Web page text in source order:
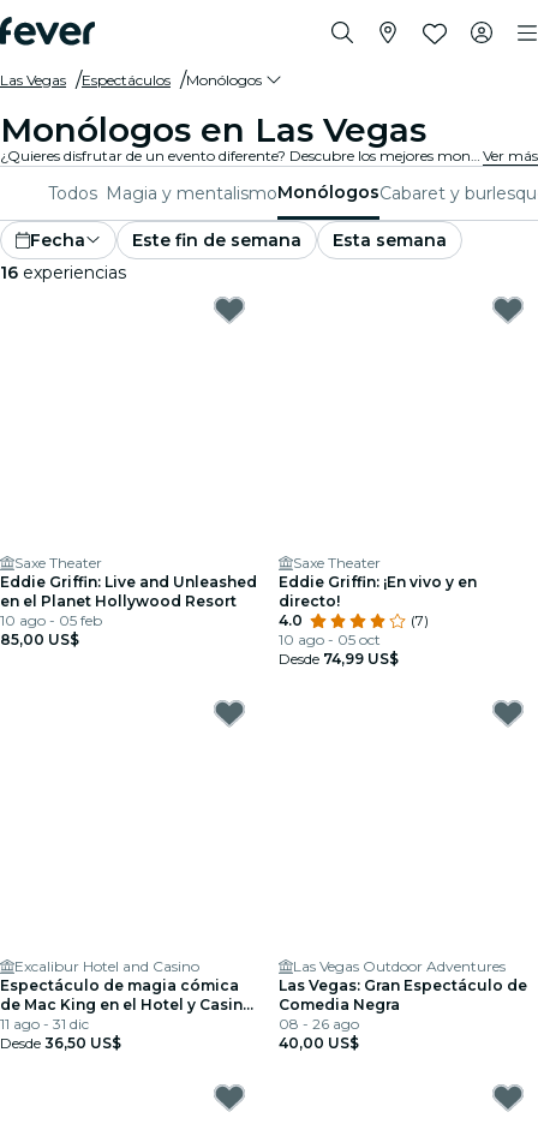
Las Vegas Espectáculos Monólogos
Monólogos en Las Vegas
¿Quieres disfrutar de un evento diferente? Descubre los mejores monólogos en Las Vegas, y elige el que quieras entre una variada programación repartida por distintas salas de la ciudad. Ver más
Todos Magia y mentalismoMonólogosCabaret y
Fecha Este fin de semana
Esta semana
16 experiencias
Saxe Theater
Eddie Griffin: Live and Unleashed
en el Planet Hollywood Resort
10 ago - 05 feb
85,00 US$
Saxe Theater
Eddie Griffin: ¡En vivo y en
directo!
4.0
(7)
10 ago - 05 oct
Desde 74,99 US$
Excalibur Hotel and Casino
Espectáculo de magia cómica
de Mac King en el Hotel y Casino
Excalibur
11 ago - 31 dic
Desde 36,50 US$
Las Vegas Outdoor Adventures
Las Vegas: Gran Espectáculo de
Comedia Negra
08 - 26 ago
40,00 US$